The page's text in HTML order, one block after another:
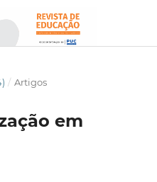
/ Artigos
em